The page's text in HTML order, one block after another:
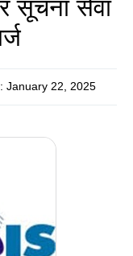
सूचना सेवा
January 22, 2025